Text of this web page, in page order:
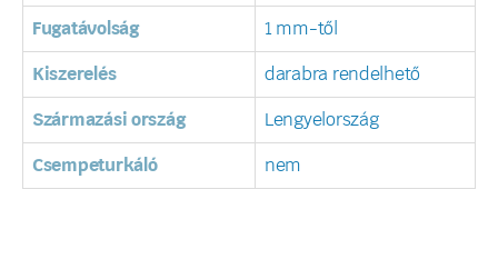
Fugatávolság 1 mm-től
Kiszerelés darabra rendelhető
Származási ország Lengyelország
Csempeturkáló nem